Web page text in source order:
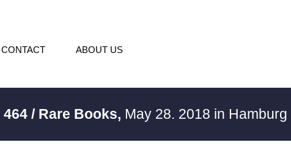
CONTACT ABOUT US
464 / Rare Books, May 28. 2018 in Hamburg